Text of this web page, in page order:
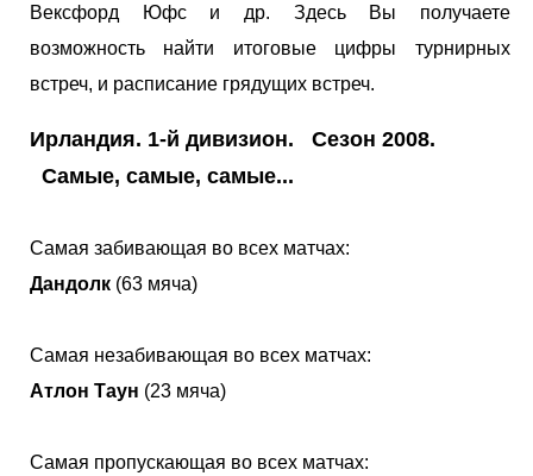
Вексфорд Юфс и др. Здесь Вы получаете
возможность найти итоговые цифры турнирных
встреч, и расписание грядущих встреч.
Ирландия. 1-й дивизион. Сезон 2008.
Самые, самые, самые...
Самая забивающая во всех матчах:
Дандолк (63 мяча)
Самая незабивающая во всех матчах:
Атлон Таун (23 мяча)
Самая пропускающая во всех матчах: